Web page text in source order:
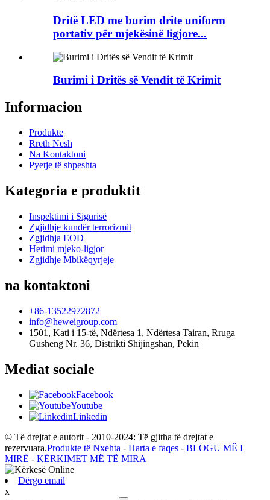
Dritë LED me burim drite uniform
portativ për mjekësinë ligjore...
Burimi i Dritës së Vendit të Krimit
Informacion
Produkte
Rreth Nesh
Na Kontaktoni
Pyetje të shpeshta
Kategoria e produktit
Inspektimi i Sigurisë
Zgjidhje kundër terrorizmit
Zgjidhja EOD
Hetimi mjeko-ligjor
Zgjidhje Mbikëqyrjeje
na kontaktoni
+86-13522972872
info@heweigroup.com
1501, Kati i 15-të, Ndërtesa 1, Ndërtesa Tairan, Rruga
Gusheng Nr. 36, Distrikti Shijingshan, Pekin
Mediat sociale
Facebook
Youtube
Linkedin
© Të drejtat e autorit - 2010-2024: Të gjitha të drejtat e
rezervuara.Produkte të Nxehta - Harta e faqes - BLOGU MË I
MIRË - KËRKIMET MË TË MIRA
Dërgo email
x